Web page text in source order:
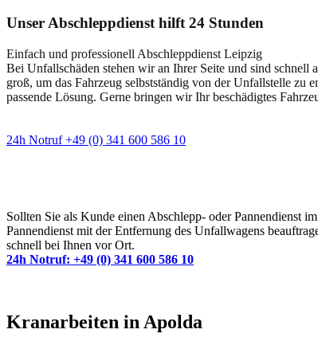
Unser Abschleppdienst hilft 24 Stunden
Einfach und professionell Abschleppdienst Leipzig
Bei Unfallschäden stehen wir an Ihrer Seite und sind
groß, um das Fahrzeug selbstständig von der Unfallstelle zu
passende Lösung. Gerne bringen wir Ihr beschädigtes
24h Notruf +49 (0) 341 600 586 10
Sollten Sie als Kunde einen Abschlepp- oder Pannendienst
Pannendienst mit der Entfernung des Unfallwagens
schnell bei Ihnen vor Ort.
24h Notruf: +49 (0) 341 600 586 10
Kranarbeiten in Apolda